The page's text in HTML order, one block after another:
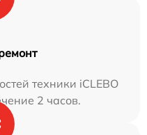
техники iCLEBO
2 часов.